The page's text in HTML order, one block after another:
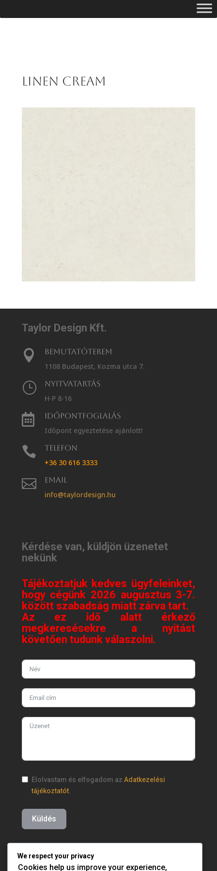
Linen Cream
Taylor Design Kft.

Bemutatóterem
1108 Budapest, Kozma utca 7.
}
Nyitvatartás
H-P 8-16

Időpontfoglalás
Időpont egyeztetése ajánlott!

Telefon
+36 30 616 3333

Email
info@taylordesign.hu
Kérdése van, küldjön üzenetet
nekünk
Tájékoztatjuk kedves ügyfeleinket,
hogy cégünk 2026 augusztus 3-7.
között szabadság miatt zárva tart.
Az ez idő alatt érkező
megkeresésekre a nyitást
követően tudunk válaszolni.
Elolvastam és elfogadom az Adatkezelési
tájékoztatót.
Küldés
We respect your privacy
Cookies help us improve your experience,